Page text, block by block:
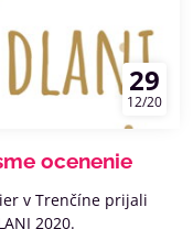
29
12/20
ocenenie
v Trenčíne prijali
2020.